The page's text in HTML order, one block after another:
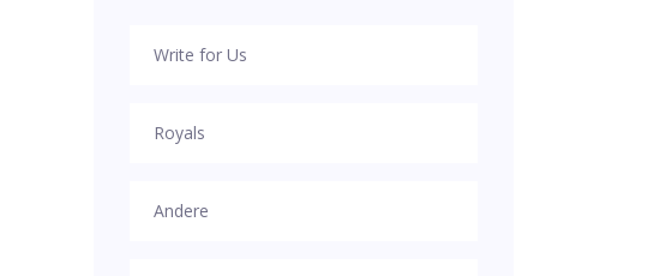
Write for Us
Royals
Andere